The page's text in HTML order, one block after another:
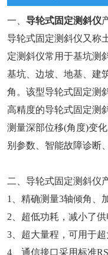
一、 导轮式固定测斜仪
导轮式固定测斜仪又称
定测斜仪常用于基坑测
基坑、边坡、地基、建
角。该型导轮式固定测
高精度的导轮式固定测
测量深部位移(角度)变
别参数、智能故障诊断
二、导轮式固定测斜仪
1、精确测量3轴倾角、
2、超低功耗，减小了
3、超大量程，可用于
4、通信接口采用标准